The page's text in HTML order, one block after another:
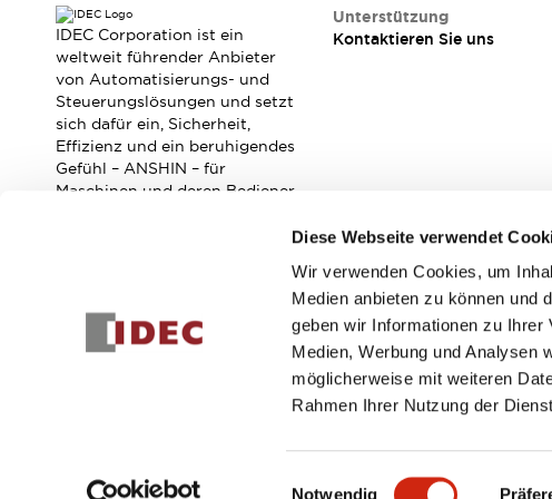
Diese Webseite verwendet
Wir verwenden Cookies, um
Medien anbieten zu können und
geben wir Informationen zu Ihrer
Medien, Werbung und Analysen
möglicherweise mit weiteren
Rahmen Ihrer Nutzung der
Einwilligungsauswahl
Notwendig
Sicherheitslösungen
IDEC-Sicherheitskonzept
Kollaborative Sicherheit (Sicherheit 2.0)
Sicherheitsrelevante Gesetze und Normen
Sicherheitsausrüstung-Kurs
Entdecken Sie alles
Entdecken Sie alles
Software-Updates
IDEC Corporation ist ein
weltweit führender Anbieter
von Automatisierungs- und
Steuerungslösungen und setzt
sich dafür ein, Sicherheit,
Effizienz und ein beruhigendes
Gefühl – ANSHIN – für
Maschinen und deren Bediener
Unterstützung
Kontaktieren Sie uns
Abonnieren Sie unseren Newsletter!
Registrieren
Datenschutzrichtlinie